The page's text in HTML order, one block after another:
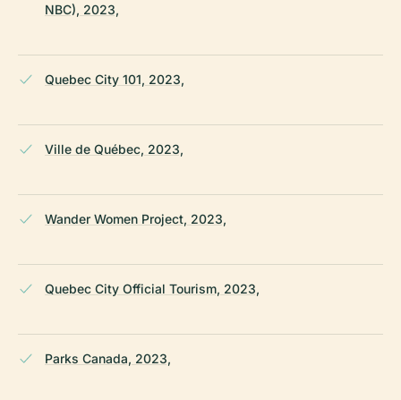
NBC), 2023,
Quebec City 101, 2023,
Ville de Québec, 2023,
Wander Women Project, 2023,
Quebec City Official Tourism, 2023,
Parks Canada, 2023,